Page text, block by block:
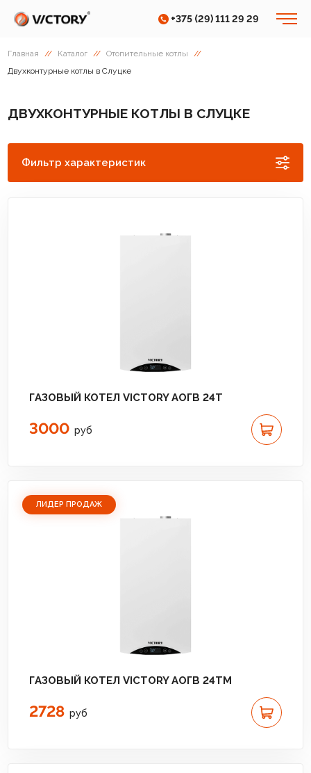
+375 (29) 111 29 29
Главная // Каталог // Отопительные котлы
//
Двухконтурные котлы в Слуцке
ДВУХКОНТУРНЫЕ КОТЛЫ В СЛУЦКЕ
Фильтр характеристик
ГАЗОВЫЙ КОТЕЛ VICTORY АОГВ 24T
3000 руб
ЛИДЕР ПРОДАЖ
ГАЗОВЫЙ КОТЕЛ VICTORY АОГВ 24TM
2728 руб